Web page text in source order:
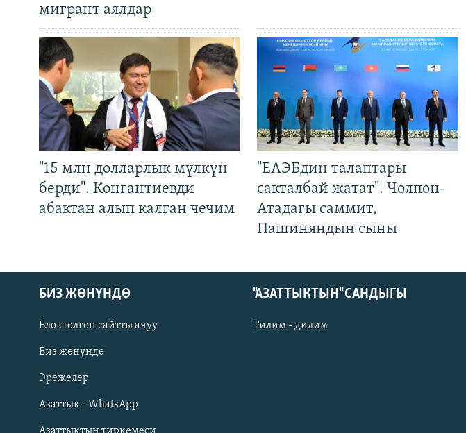
Русский
ОНЛАЙН ШЕРИНЕ
мигрант аялдар
"15 млн долларлык мүлкүн
берди". Конгантиевди
абактан алып калган чечим
"ЕАЭБдин талаптары
сакталбай жатат". Чолпон-
Атадагы саммит,
Пашиняндын сыны
БИЗ ЖӨНҮНДӨ
Блоктолгон сайтты ачуу
Биз жөнүндө
Эрежелер
Азаттык - WhatsApp
"АЗАТТЫКТЫН" САНДЫГЫ
Тилим - дилим